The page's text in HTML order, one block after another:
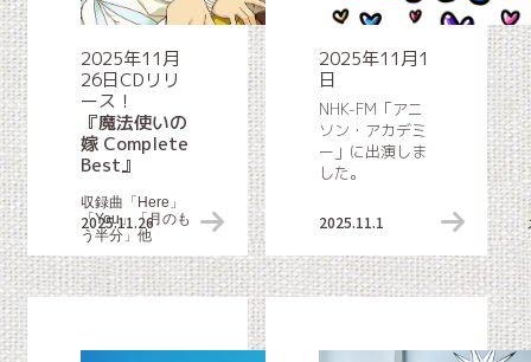
2025.11.26 リリース情報
2025年11月
26日CDリリ
ース！
『魔法使いの
嫁 Complete
Best』
収録曲「Here」
「You」「月のも
う半分」他
2025.11.1
2025年11月1
日
NHK-FM「アニ
ソン・アカデミ
ー」に出演しま
した。